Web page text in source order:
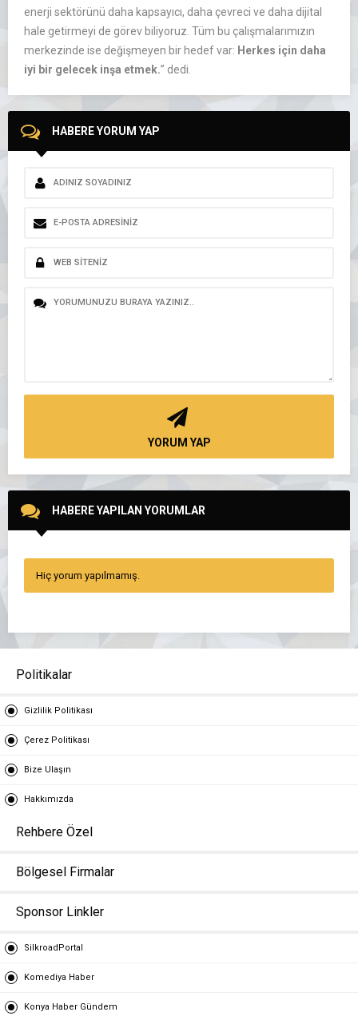
enerji sektörünü daha kapsayıcı, daha çevreci ve daha dijital
hale getirmeyi de görev biliyoruz. Tüm bu çalışmalarımızın
merkezinde ise değişmeyen bir hedef var: Herkes için daha
iyi bir gelecek inşa etmek.” dedi.
HABERE YORUM YAP
YORUM YAP
HABERE YAPILAN YORUMLAR
Hiç yorum yapılmamış.
Politikalar
Gizlilik Politikası
Çerez Politikası
Bize Ulaşın
Hakkımızda
Rehbere Özel
Bölgesel Firmalar
Sponsor Linkler
SilkroadPortal
Komediya Haber
Konya Haber Gündem